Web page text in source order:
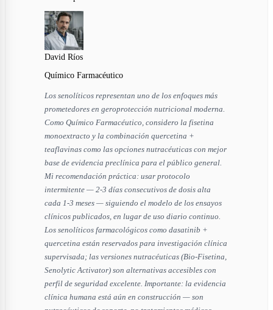
David Ríos
Químico Farmacéutico
Los senolíticos representan uno de los enfoques más
prometedores en geroprotección nutricional moderna.
Como Químico Farmacéutico, considero la fisetina
monoextracto y la combinación quercetina +
teaflavinas como las opciones nutracéuticas con mejor
base de evidencia preclínica para el público general.
Mi recomendación práctica: usar protocolo
intermitente — 2-3 días consecutivos de dosis alta
cada 1-3 meses — siguiendo el modelo de los ensayos
clínicos publicados, en lugar de uso diario continuo.
Los senolíticos farmacológicos como dasatinib +
quercetina están reservados para investigación clínica
supervisada; las versiones nutracéuticas (Bio-Fisetina,
Senolytic Activator) son alternativas accesibles con
perfil de seguridad excelente. Importante: la evidencia
clínica humana está aún en construcción — son